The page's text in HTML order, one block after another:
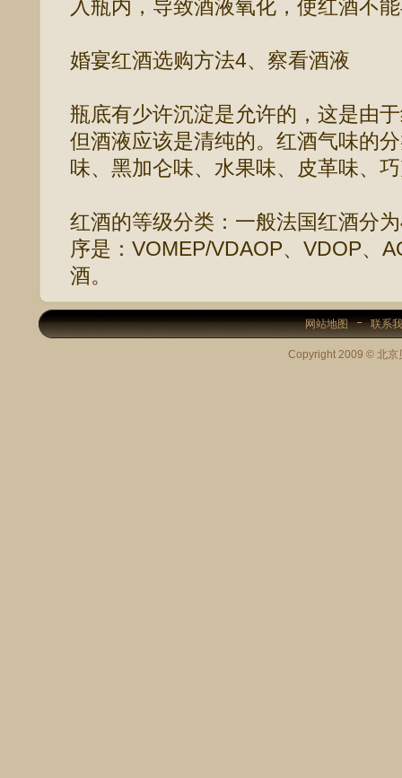
入瓶内，导致酒液氧化，使红酒不
婚宴红酒选购方法4、察看酒液
瓶底有少许沉淀是允许的，这是由
但酒液应该是清纯的。红酒气味的
味、黑加仑味、水果味、皮革味、
红酒的等级分类：一般法国红酒分
序是：VOMEP/VDAOP、VDOP、
酒。
网站地图 联系
Copyright 2009 © 北